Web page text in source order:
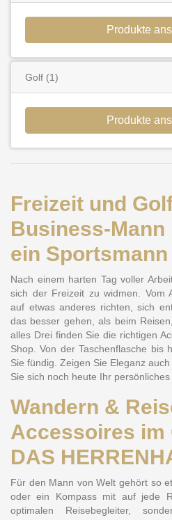
Produkte
Golf (1)
Produkte
Freizeit und
Business-Mann
ein
Nach einem harten Tag voller
sich der Freizeit zu widmen. Vom
auf etwas anderes richten, sich
das besser gehen, als beim
alles Drei finden Sie die richtigen
Shop. Von der Taschenflasche bis
Sie fündig. Zeigen Sie Eleganz
Sie sich noch heute Ihr
Wandern &
Accessoires im
DAS
Für den Mann von Welt gehört so
oder ein Kompass mit auf jede
optimalen Reisebegleiter,